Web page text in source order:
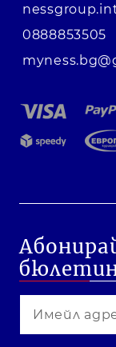
0888853505